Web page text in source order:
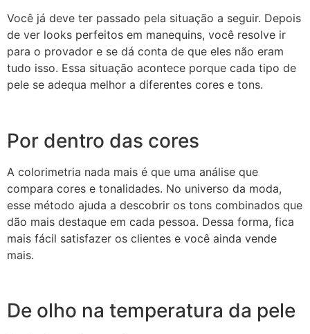
Você já deve ter passado pela situação a seguir. Depois
de ver looks perfeitos em manequins, você resolve ir
para o provador e se dá conta de que eles não eram
tudo isso. Essa situação acontece porque cada tipo de
pele se adequa melhor a diferentes cores e tons.
Por dentro das cores
A colorimetria nada mais é que uma análise que
compara cores e tonalidades. No universo da moda,
esse método ajuda a descobrir os tons combinados que
dão mais destaque em cada pessoa. Dessa forma, fica
mais fácil satisfazer os clientes e você ainda vende
mais.
De olho na temperatura da pele